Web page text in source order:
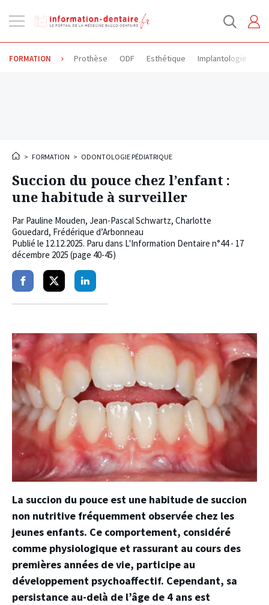
la
FORMATION Prothèse ODF Esthétique Implantologie
> FORMATION > ODONTOLOGIE PÉDIATRIQUE
Succion du pouce chez l’enfant :
une habitude à surveiller
Par Pauline Mouden, Jean-Pascal Schwartz, Charlotte
Gouedard, Frédérique d’Arbonneau
Publié le 12.12.2025. Paru dans L'Information Dentaire n°44 - 17
décembre 2025 (page 40-45)
PartagerPartagerPartager
La succion du pouce est une habitude de succion
non nutritive fréquemment observée chez les
jeunes enfants. Ce comportement, considéré
comme physiologique et rassurant au cours des
premières années de vie, participe au
développement psychoaffectif. Cependant, sa
persistance au-delà de l’âge de 4 ans est